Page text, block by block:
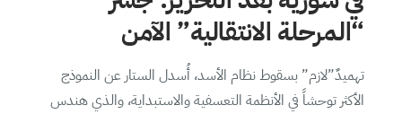
“المرحلة الانتقالية” الآمن
تهميدٌ”لازم” بسقوط نظام الأسد، أُسدل الستار عن النموذج
الأكثر توحشاً في الأنظمة التعسفية والاستبداية، والذي هندس